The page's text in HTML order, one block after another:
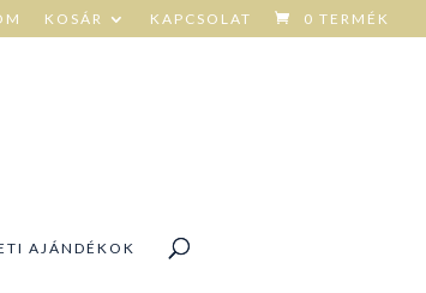
KOSÁR KAPCSOLAT 0 TERMÉK
AJÁNDÉKOK